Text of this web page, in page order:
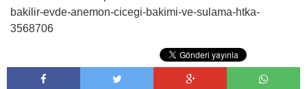
bakilir-evde-anemon-cicegi-bakimi-ve-sulama-htka-
3568706